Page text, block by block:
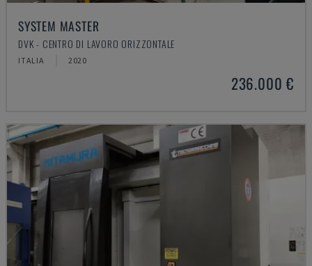
SYSTEM MASTER
DVK - CENTRO DI LAVORO ORIZZONTALE
ITALIA 2020
236.000 €